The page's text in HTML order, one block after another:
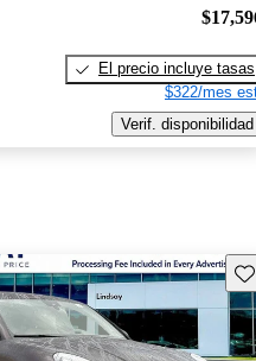
El precio incluye tasas
$322/mes
Verif. disponibilidad